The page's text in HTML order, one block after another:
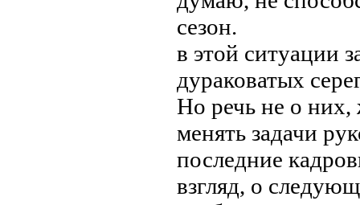
сезон.
в этой ситуации
дураковатых
Но речь не о них,
менять задачи
последние
взгляд, о